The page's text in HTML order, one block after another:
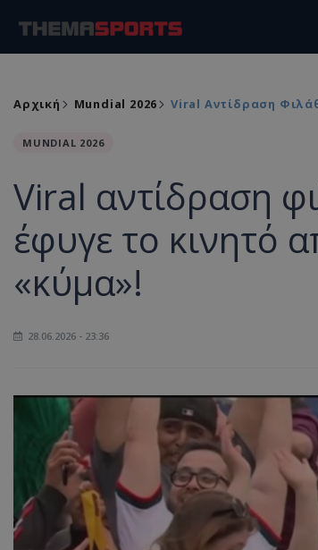
Αρχική Mundial 2026 Viral Αντίδραση
MUNDIAL 2026
Viral αντίδραση
έφυγε το κινητό
«κύμα»!
28.06.2026 - 23:36